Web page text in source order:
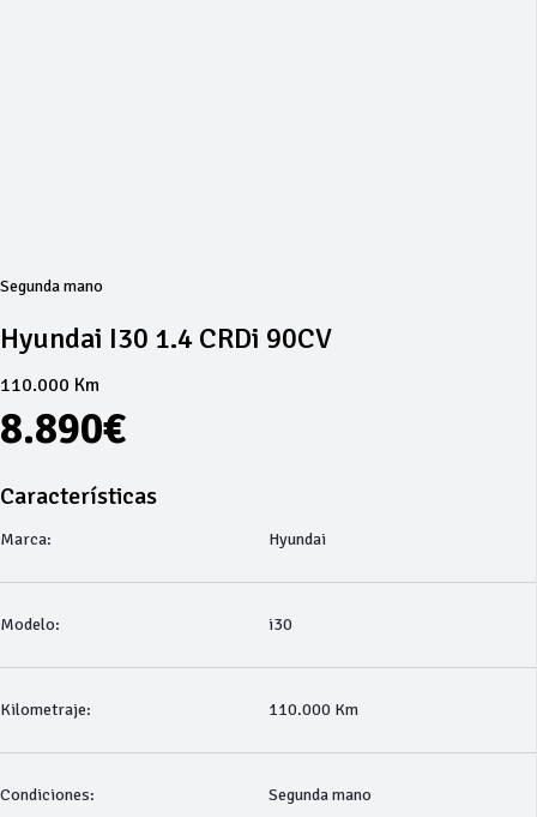
Segunda mano
Hyundai I30 1.4 CRDi 90CV
110.000 Km
8.890€
Características
Marca: Hyundai
Modelo: i30
Kilometraje: 110.000 Km
Condiciones: Segunda mano